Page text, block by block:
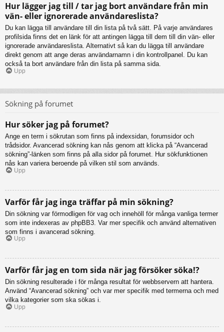
Hur lägger jag till / tar jag bort användare från min
vän- eller ignorerade användareslista?
Du kan lägga till användare till din lista på två sätt. På varje användares
profilsida finns det en länk för att antingen lägga till dem till din vän- eller
ignorerade användareslista. Alternativt så kan du lägga till användare
direkt genom att ange deras användarnamn i din kontrollpanel. Du kan
också ta bort användare från din lista på samma sida.
Upp
Sökning på forumet
Hur söker jag på forumet?
Ange en term i sökrutan som finns på indexsidan, forumsidor och
trådsidor. Avancerad sökning kan nås genom att klicka på “Avancerad
sökning”-länken som finns på alla sidor på forumet. Hur sökfunktionen
nås kan variera beroende på vilken stil som används.
Upp
Varför får jag inga träffar på min sökning?
Din sökning var förmodligen för vag och innehöll för många vanliga termer
som inte indexeras av phpBB3. Var mer specifik och använd alternativen
som finns i avancerad sökning.
Upp
Varför får jag en tom sida när jag försöker söka!?
Din sökning resulterade i för många resultat för webbservern att hantera.
Använd “Avancerad sökning” och var mer specifik med termerna och med
vilka kategorier som ska sökas i.
Upp